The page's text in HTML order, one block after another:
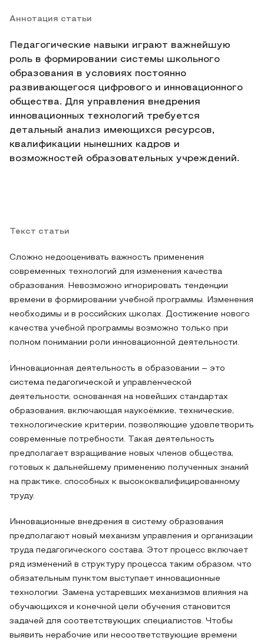
Аннотация статьи
Педагогические навыки играют важнейшую
роль в формировании системы школьного
образования в условиях постоянно
развивающегося цифрового и инновационного
общества. Для управления внедрения
инновационных технологий требуется
детальный анализ имеющихся ресурсов,
квалификации нынешних кадров и
возможностей образовательных учреждений.
Текст статьи
Сложно недооценивать важность применения
современных технологий для изменения качества
образования. Невозможно игнорировать тенденции
времени в формировании учебной программы. Изменения
необходимы и в российских школах. Достижение нового
качества учебной программы возможно только при
полном понимании роли инновационной деятельности.
Инновационная деятельность в образовании – это
система педагогической и управленческой
деятельности, основанная на новейших стандартах
образования, включающая наукоёмкие, технические,
технологические критерии, позволяющие удовлетворить
современные потребности. Такая деятельность
предполагает взращивание новых членов общества,
готовых к дальнейшему применению полученных знаний
на практике, способных к высококвалифицированному
труду.
Инновационные внедрения в систему образования
предполагают новый механизм управления и организации
труда педагогического состава. Этот процесс включает
ряд изменений в структуру процесса таким образом, что
обязательным пунктом выступает инновационные
технологии. Замена устаревших механизмов влияния на
обучающихся и конечной цели обучения становится
задачей для соответствующих специалистов. Чтобы
выявить нерабочие или несоответствующие времени